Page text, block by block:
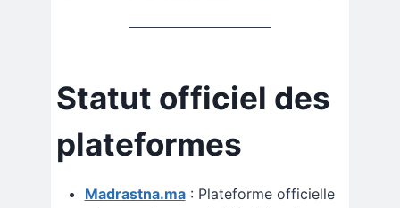
Statut officiel des
plateformes
Madrastna.ma: Plateforme officielle